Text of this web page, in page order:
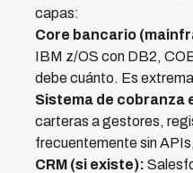
capas:
Core bancario
IBM z/OS con DB2,
debe cuánto. Es
Sistema de cobranza
carteras a gestores,
frecuentemente sin
CRM (si existe):